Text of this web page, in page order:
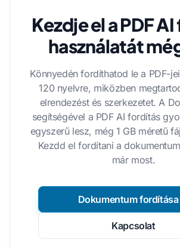
Kezdje el a PDF
használatát
Könnyedén fordíthatod le a PDF-
120 nyelvre, miközben
elrendezést és szerkezetet. A
segítségével a PDF AI fordítás
egyszerű lesz, még 1 GB méretű
Kezdd el fordítani a
már most.
Dokumentum fordítása
Kapcsolat